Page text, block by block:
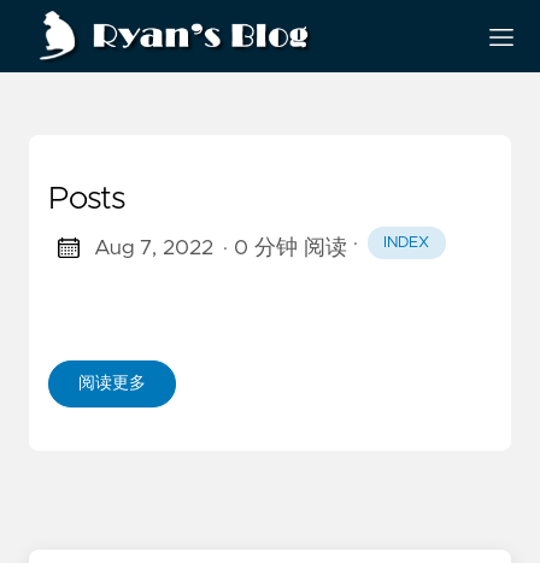
Posts
Aug 7, 2022 · 0 分钟 阅读 · INDEX
阅读更多